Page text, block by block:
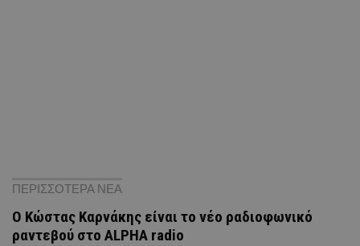
ΠΕΡΙΣΣΟΤΕΡΑ ΝΕΑ
Ο Κώστας Καρνάκης είναι το νέο ραδιοφωνικό
ραντεβού στο ALPHA radio